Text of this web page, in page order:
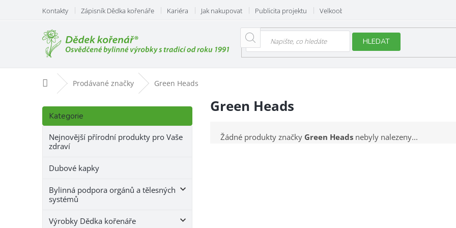
obsah
Kontakty Zápisník Dědka kořenáře Kariéra Jak nakupovat Publicita projektu Velkoobchod
HLEDAT
Domů Prodávané značky Green Heads
P
s
Přeskočit
kategorie
Kategorie
Nejnovější přírodní produkty pro Vaše
zdraví
Dubové kapky
Bylinná podpora orgánů a tělesných
systémů
Výrobky Dědka kořenáře
Green Heads
Žádné produkty značky Green Heads nebyly nalezeny...